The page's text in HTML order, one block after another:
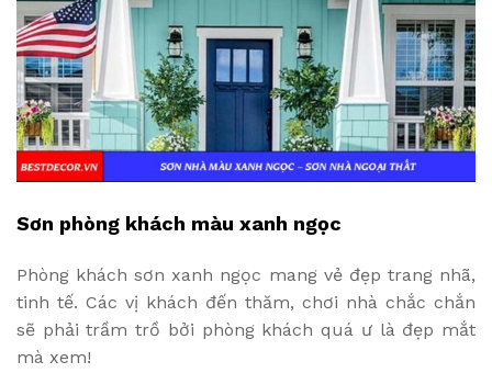
Sơn phòng khách màu xanh ngọc
Phòng khách sơn xanh ngọc mang vẻ đẹp trang nhã,
tinh tế. Các vị khách đến thăm, chơi nhà chắc chắn
sẽ phải trầm trồ bởi phòng khách quá ư là đẹp mắt
mà xem!